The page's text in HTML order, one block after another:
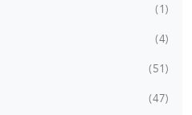
1
4
51
47